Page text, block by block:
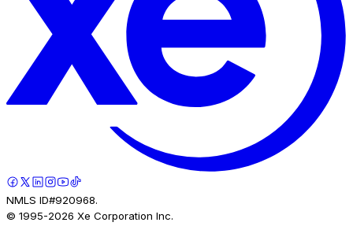
NMLS ID#920968.
© 1995-2026 Xe Corporation Inc.